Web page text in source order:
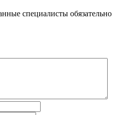
специалисты обязательно